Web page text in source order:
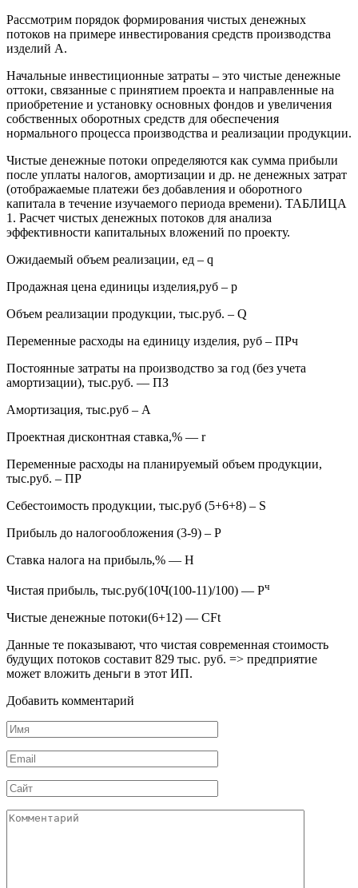
Рассмотрим порядок формирования чистых денежных
потоков на примере инвестирования средств производства
изделий А.
Начальные инвестиционные затраты – это чистые денежные
оттоки, связанные с принятием проекта и направленные на
приобретение и установку основных фондов и увеличения
собственных оборотных средств для обеспечения
нормального процесса производства и реализации продукции.
Чистые денежные потоки определяются как сумма прибыли
после уплаты налогов, амортизации и др. не денежных затрат
(отображаемые платежи без добавления и оборотного
капитала в течение изучаемого периода времени). ТАБЛИЦА
1. Расчет чистых денежных потоков для анализа
эффективности капитальных вложений по проекту.
Ожидаемый объем реализации, ед – q
Продажная цена единицы изделия,руб – p
Объем реализации продукции, тыс.руб. – Q
Переменные расходы на единицу изделия, руб – ПРч
Постоянные затраты на производство за год (без учета
амортизации), тыс.руб. — ПЗ
Амортизация, тыс.руб – А
Проектная дисконтная ставка,% — r
Переменные расходы на планируемый объем продукции,
тыс.руб. – ПР
Себестоимость продукции, тыс.руб (5+6+8) – S
Прибыль до налогообложения (3-9) – Р
Ставка налога на прибыль,% — Н
Чистая прибыль, тыс.руб(10Ч(100-11)/100) — Рч
Чистые денежные потоки(6+12) — CFt
Данные те показывают, что чистая современная стоимость
будущих потоков составит 829 тыс. руб. => предприятие
может вложить деньги в этот ИП.
Добавить комментарий
Имя
*
Email
*
Сайт
Комментарий